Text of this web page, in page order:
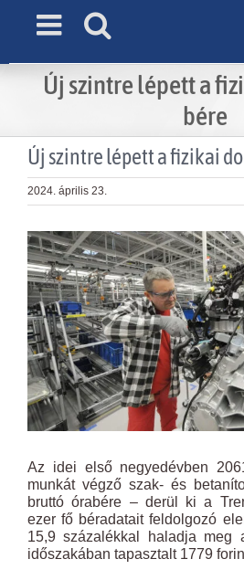
Új szintre lépett a
bére
Új szintre lépett a fizikai
2024. április 23.
View
Larger
Image
Az idei első negyedévben
munkát végző szak- és
bruttó órabére – derül ki a
ezer fő béradatait feldolgozó
15,9 százalékkal haladja meg
időszakában tapasztalt 1779